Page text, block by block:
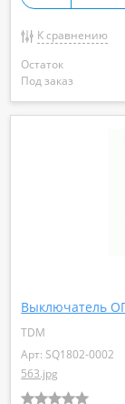
К сравнению
Остаток
Под заказ
Выключатель
TDM
Арт: SQ1802-0002
563.jpg